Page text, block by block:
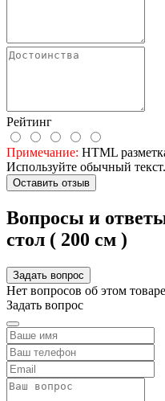
Рейтинг
Примечание: HTML
Используйте обычный текст.
Оставить отзыв
Вопросы и
стол ( 200 см )
Задать вопрос
Нет вопросов об этом
Задать вопрос